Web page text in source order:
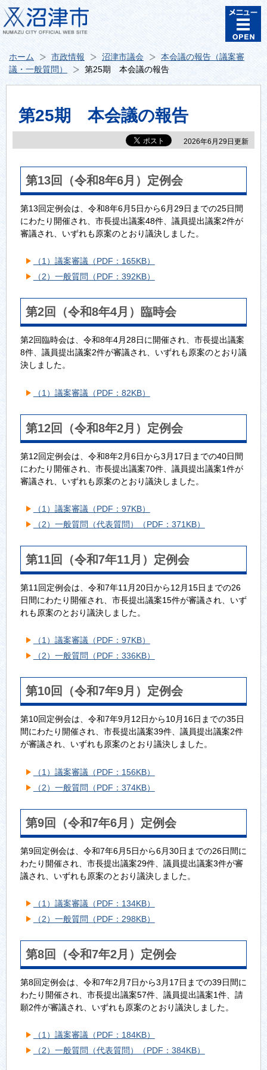
ホーム 市政情報 沼津市議会
本会議の報告（議案審
議・一般質問）
第25期 本会議の報告
第25期 本会議の報告
2026年6月29日更新
第13回（令和8年6月）定例会
第13回定例会は、令和8年6月5日から6月29日までの25日間
にわたり開催され、市長提出議案48件、議員提出議案2件が
審議され、いずれも原案のとおり議決しました。
（1）議案審議（PDF：165KB）
（2）一般質問（PDF：392KB）
第2回（令和8年4月）臨時会
第2回臨時会は、令和8年4月28日に開催され、市長提出議案
8件、議員提出議案2件が審議され、いずれも原案のとおり議
決しました。
（1）議案審議（PDF：82KB）
第12回（令和8年2月）定例会
第12回定例会は、令和8年2月6日から3月17日までの40日間
にわたり開催され、市長提出議案70件、議員提出議案1件が
審議され、いずれも原案のとおり議決しました。
（1）議案審議（PDF：97KB）
（2）一般質問（代表質問）（PDF：371KB）
第11回（令和7年11月）定例会
第11回定例会は、令和7年11月20日から12月15日までの26
日間にわたり開催され、市長提出議案15件が審議され、いず
れも原案のとおり議決しました。
（1）議案審議（PDF：97KB）
（2）一般質問（PDF：336KB）
第10回（令和7年9月）定例会
第10回定例会は、令和7年9月12日から10月16日までの35日
間にわたり開催され、市長提出議案39件、議員提出議案2件
が審議され、いずれも原案のとおり議決しました。
（1）議案審議（PDF：156KB）
（2）一般質問（PDF：374KB）
第9回（令和7年6月）定例会
第9回定例会は、令和7年6月5日から6月30日までの26日間に
わたり開催され、市長提出議案29件、議員提出議案3件が審
議され、いずれも原案のとおり議決しました。
（1）議案審議（PDF：134KB）
（2）一般質問（PDF：298KB）
第8回（令和7年2月）定例会
第8回定例会は、令和7年2月7日から3月17日までの39日間に
わたり開催され、市長提出議案57件、議員提出議案1件、請
願2件が審議され、いずれも原案のとおり議決しました。
（1）議案審議（PDF：184KB）
（2）一般質問（代表質問）（PDF：384KB）